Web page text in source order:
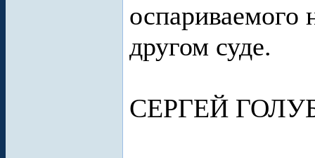
оспариваемого
другом суде.
СЕРГЕЙ